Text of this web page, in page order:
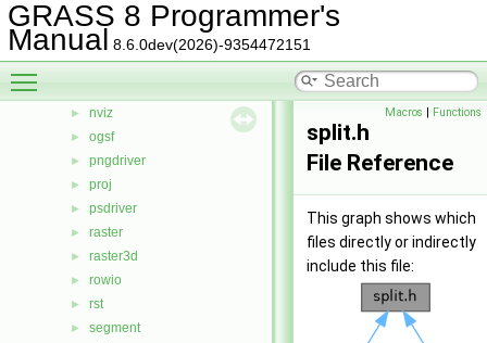
GRASS 8 Programmer's
Manual 8.6.0dev(2026)-9354472151
► iostream
► lidar
► linkm
► nviz
► ogsf
► pngdriver
► proj
► psdriver
► raster
► raster3d
► rowio
► rst
► segment
Macros | Functions
split.h
File Reference
This graph shows which
files directly or indirectly
include this file: